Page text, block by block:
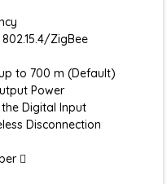
ZigBee
to 700 m (Default)
Power
Digital Input
Disconnection
